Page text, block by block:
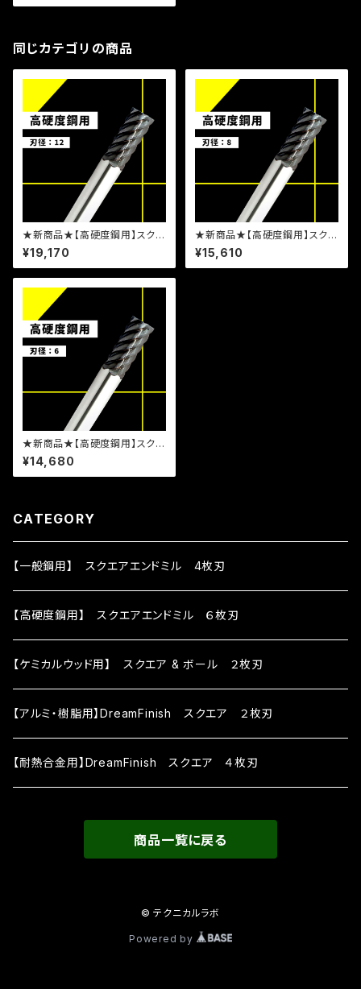
同じカテゴリの商品
★新商品★【高硬度鋼用】スクエ
アエンドミル 12-6 TLHSS1
2612S
¥19,170
★新商品★【高硬度鋼用】スクエ
アエンドミル 8-6 TLHSS0
8608S
¥15,610
★新商品★【高硬度鋼用】スクエ
アエンドミル 6-6 TLHSS0
6606S
¥14,680
CATEGORY
【一般鋼用】 スクエアエンドミル 4枚刃
【高硬度鋼用】 スクエアエンドミル ６枚刃
【ケミカルウッド用】 スクエア & ボール ２枚刃
【アルミ・樹脂用】DreamFinish スクエア ２枚刃
【耐熱合金用】DreamFinish スクエア ４枚刃
商品一覧に戻る
© テクニカルラボ
Powered by